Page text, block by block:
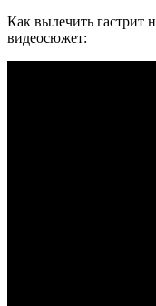
Как вылечить гастрит
видеосюжет: